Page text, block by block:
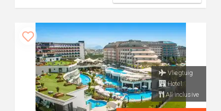
Vliegtuig
Hotel
All inclusive